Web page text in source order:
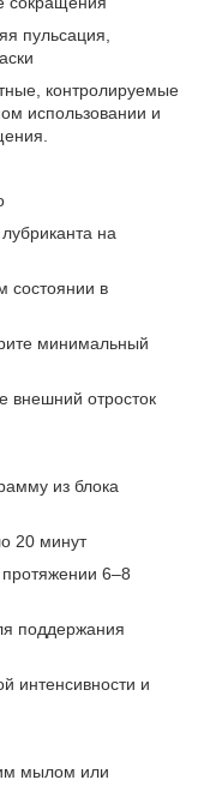
пульсация,
контролируемые
использовании и
на
состоянии в
минимальный
внешний отросток
из блока
20 минут
6–8
поддержания
интенсивности и
мылом или